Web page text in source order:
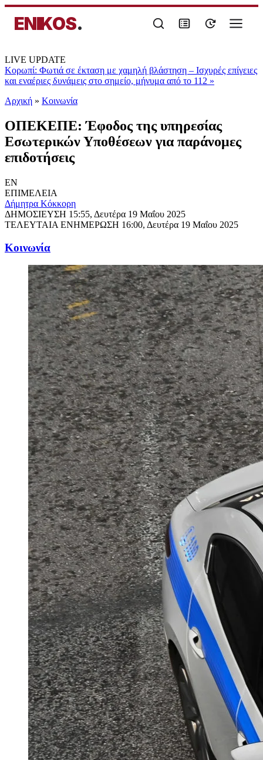
ENIKOS.
LIVE UPDATE
Κορωπί: Φωτιά σε έκταση με χαμηλή βλάστηση – Ισχυρές επίγειες
και εναέριες δυνάμεις στο σημείο, μήνυμα από το 112 »
Αρχική » Κοινωνία
ΟΠΕΚΕΠΕ: Έφοδος της υπηρεσίας
Εσωτερικών Υποθέσεων για παράνομες
επιδοτήσεις
EN
ΕΠΙΜΕΛΕΙΑ
Δήμητρα Κόκκορη
ΔΗΜΟΣΙΕΥΣΗ 15:55, Δευτέρα 19 Μαΐου 2025
ΤΕΛΕΥΤΑΙΑ ΕΝΗΜΕΡΩΣΗ 16:00, Δευτέρα 19 Μαΐου 2025
Κοινωνία